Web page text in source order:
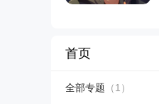
首页
全部专题 （1）